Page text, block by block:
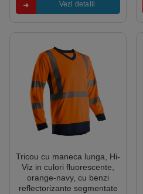
Vezi detalii
Tricou cu maneca lunga, Hi-
Viz in culori fluorescente,
orange-navy, cu benzi
reflectorizante segmentate